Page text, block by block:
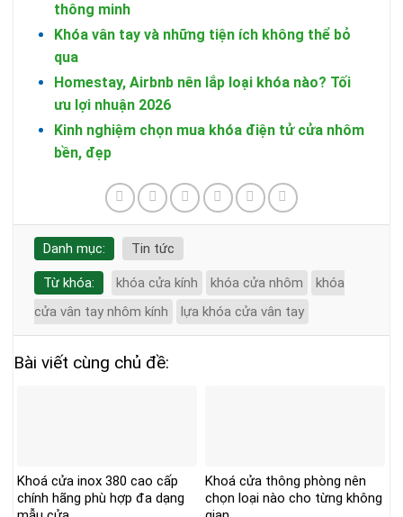
thông minh
Khóa vân tay và những tiện ích không thể bỏ
qua
Homestay, Airbnb nên lắp loại khóa nào? Tối
ưu lợi nhuận 2026
Kinh nghiệm chọn mua khóa điện tử cửa nhôm
bền, đẹp
Danh mục: Tin tức
Từ khóa: khóa cửa kính khóa cửa nhôm
khóa
cửa vân tay nhôm kính
lựa khóa cửa vân tay
Bài viết cùng chủ đề:
Khoá cửa inox 380 cao cấp
chính hãng phù hợp đa dạng
Khoá cửa thông phòng nên
chọn loại nào cho từng không